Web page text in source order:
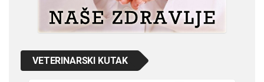
VETERINARSKI KUTAK